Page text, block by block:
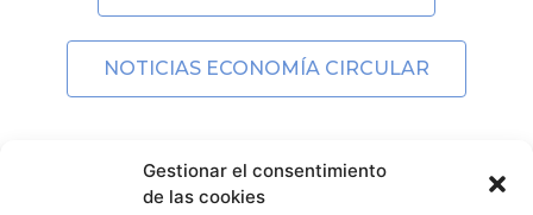
Gestionar el consentimiento
de las cookies
NOTICIAS ECONOMÍA CIRCULAR